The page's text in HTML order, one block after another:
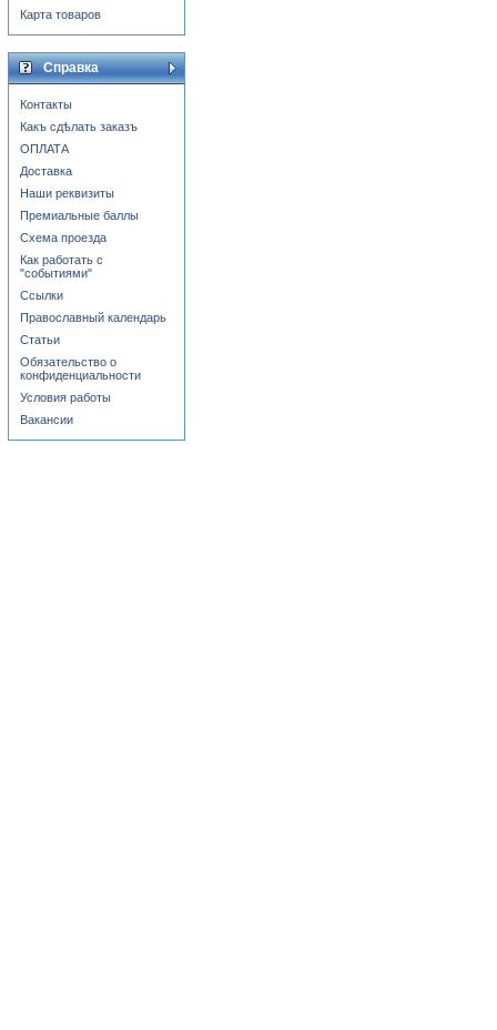
Карта товаров
Справка
Контакты
Какъ сдѣлать заказъ
ОПЛАТА
Доставка
Наши реквизиты
Премиальные баллы
Схема проезда
Как работать с
"событиями"
Ссылки
Православный календарь
Статьи
Обязательство о
конфиденциальности
Условия работы
Вакансии